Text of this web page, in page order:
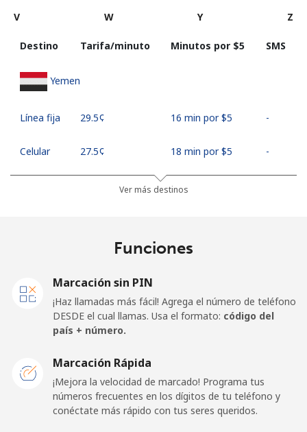
V
W Y Z
Destino Tarifa/minuto Minutos por ⁦$5⁩ SMS
Yemen
Línea fija ⁦29.5¢⁩ 16 min por ⁦$5⁩ -
Celular ⁦27.5¢⁩ 18 min por ⁦$5⁩ -
Ver más destinos
Funciones
Marcación sin PIN
¡Haz llamadas más fácil! Agrega el número de teléfono
DESDE el cual llamas. Usa el formato: código del
país + número.
Marcación Rápida
¡Mejora la velocidad de marcado! Programa tus
números frecuentes en los dígitos de tu teléfono y
conéctate más rápido con tus seres queridos.